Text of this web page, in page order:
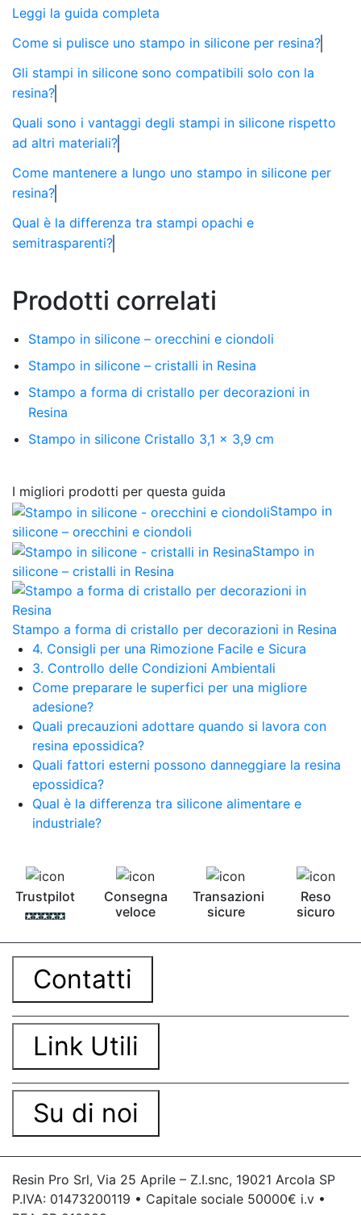
Leggi la guida completa
Come si pulisce uno stampo in silicone per resina?
Gli stampi in silicone sono compatibili solo con la
resina?
Quali sono i vantaggi degli stampi in silicone rispetto
ad altri materiali?
Come mantenere a lungo uno stampo in silicone per
resina?
Qual è la differenza tra stampi opachi e
semitrasparenti?
Prodotti correlati
Stampo in silicone – orecchini e ciondoli
Stampo in silicone – cristalli in Resina
Stampo a forma di cristallo per decorazioni in
Resina
Stampo in silicone Cristallo 3,1 x 3,9 cm
I migliori prodotti per questa guida
Stampo in
silicone – orecchini e ciondoli
Stampo in
silicone – cristalli in Resina
Stampo a forma di cristallo per decorazioni in Resina
4. Consigli per una Rimozione Facile e Sicura
3. Controllo delle Condizioni Ambientali
Come preparare le superfici per una migliore
adesione?
Quali precauzioni adottare quando si lavora con
resina epossidica?
Quali fattori esterni possono danneggiare la resina
epossidica?
Qual è la differenza tra silicone alimentare e
industriale?
Trustpilot
Consegna
veloce
Transazioni
sicure
Reso
sicuro
Contatti
Link Utili
Su di noi
Resin Pro Srl, Via 25 Aprile – Z.I.snc, 19021 Arcola SP
P.IVA: 01473200119 • Capitale sociale 50000€ i.v •